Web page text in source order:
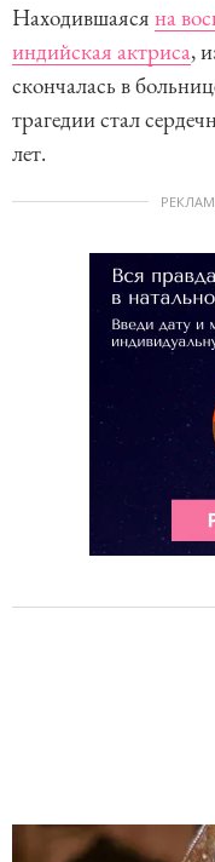
Находившаяся на
индийская актриса,
скончалась в
трагедии стал
лет.